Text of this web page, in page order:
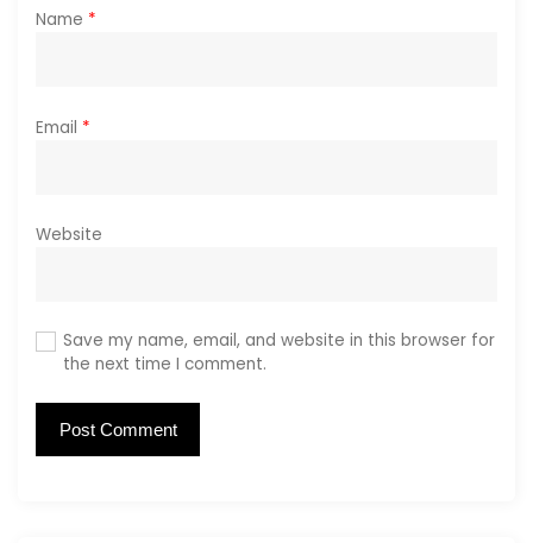
Name *
Email *
Website
Save my name, email, and website in this browser for
the next time I comment.